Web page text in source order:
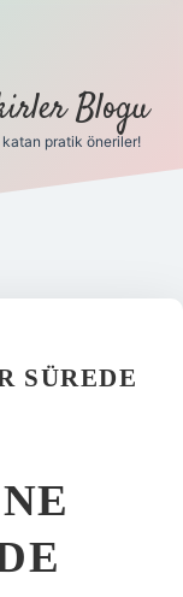
Blogu
katan pratik öneriler!
SÜREDE